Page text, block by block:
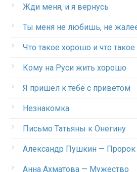
Жди меня, и я вернусь
Ты меня не любишь, не
Что такое хорошо и что такое
Кому на Руси жить хорошо
Я пришел к тебе с приветом
Незнакомка
Письмо Татьяны к Онегину
Александр Пушкин — Пророк
Анна Ахматова — Мужество